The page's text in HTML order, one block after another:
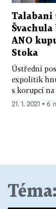
Talabani
ANO
Stoka
Ústřední
expolitik
s korupcí
21. 1. 2021 ▪ 6
Téma: